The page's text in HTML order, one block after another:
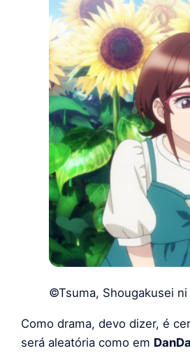
©Tsuma, Shougakusei ni
Como drama, devo dizer, é
será aleatória como em